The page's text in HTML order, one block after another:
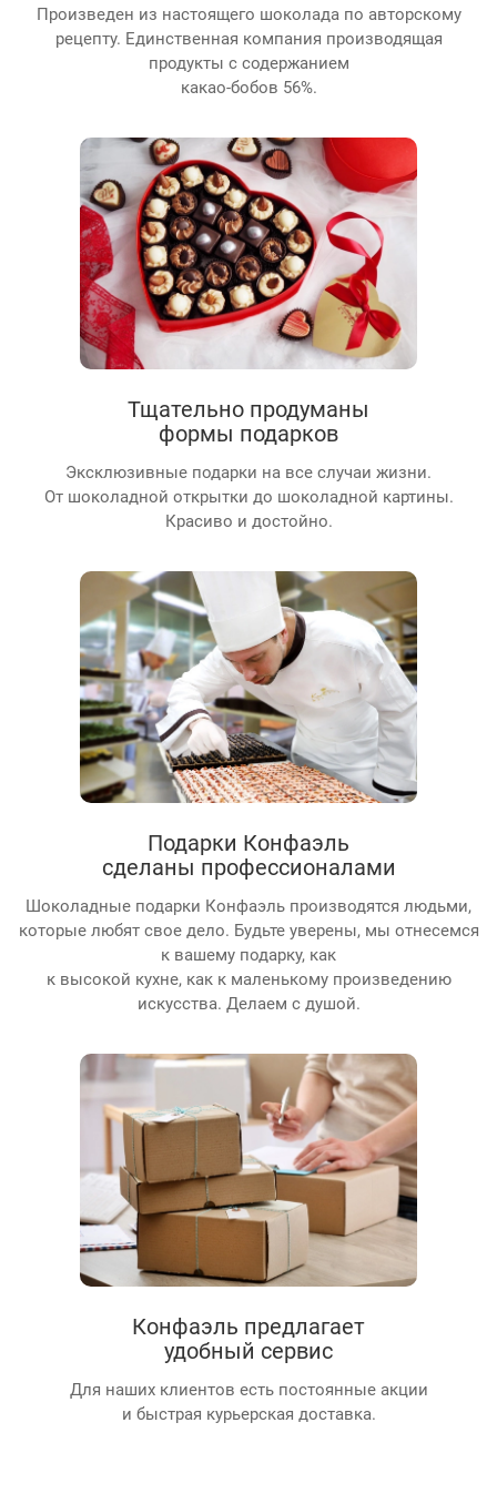
Произведен из настоящего шоколада по авторскому
рецепту. Единственная компания производящая
продукты с содержанием
какао-бобов 56%.
Тщательно продуманы
формы подарков
Эксклюзивные подарки на все случаи жизни.
От шоколадной открытки до шоколадной картины.
Красиво и достойно.
Подарки Конфаэль
сделаны профессионалами
Шоколадные подарки Конфаэль производятся людьми,
которые любят свое дело. Будьте уверены, мы отнесемся
к вашему подарку, как
к высокой кухне, как к маленькому произведению
искусства. Делаем с душой.
Конфаэль предлагает
удобный сервис
Для наших клиентов есть постоянные акции
и быстрая курьерская доставка.